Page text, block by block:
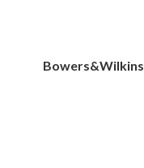
Bowers&Wilkins